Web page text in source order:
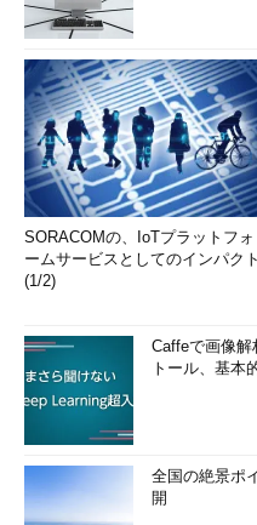
SORACOMの、IoTプラットフォ
ームサービスとしてのインパクト
(1/2)
Caffeで画像解
トール、基本
全国の絶景ポ
開